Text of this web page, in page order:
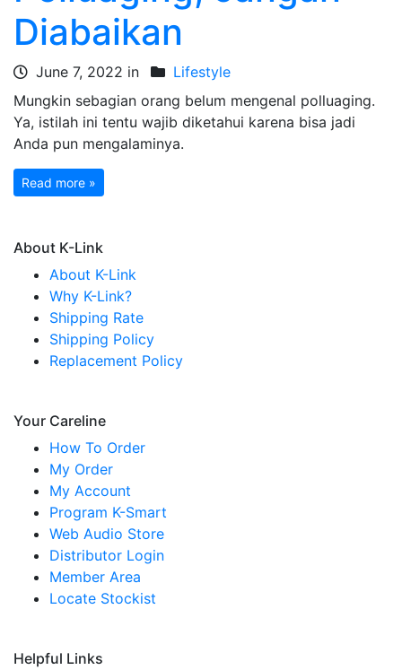
Diabaikan
June 7, 2022 in
Lifestyle
Mungkin sebagian orang belum mengenal polluaging.
Ya, istilah ini tentu wajib diketahui karena bisa jadi
Anda pun mengalaminya.
Read more »
About K-Link
About K-Link
Why K-Link?
Shipping Rate
Shipping Policy
Replacement Policy
Your Careline
How To Order
My Order
My Account
Program K-Smart
Web Audio Store
Distributor Login
Member Area
Locate Stockist
Helpful Links